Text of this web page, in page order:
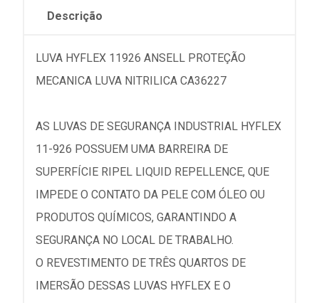
Descrição
LUVA HYFLEX 11926 ANSELL PROTEÇÃO
MECANICA LUVA NITRILICA CA36227
AS LUVAS DE SEGURANÇA INDUSTRIAL HYFLEX
11-926 POSSUEM UMA BARREIRA DE
SUPERFÍCIE RIPEL LIQUID REPELLENCE, QUE
IMPEDE O CONTATO DA PELE COM ÓLEO OU
PRODUTOS QUÍMICOS, GARANTINDO A
SEGURANÇA NO LOCAL DE TRABALHO.
O REVESTIMENTO DE TRÊS QUARTOS DE
IMERSÃO DESSAS LUVAS HYFLEX E O